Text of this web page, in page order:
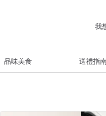
我
品味美食 送禮指